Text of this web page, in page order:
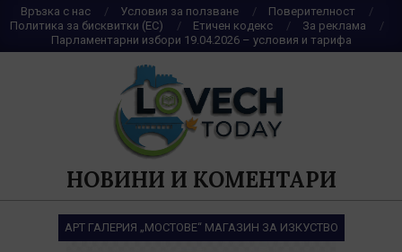
Skip
to
content
Връзка с нас Условия за ползване
Поверителност
Политика за бисквитки (ЕС)
Етичен кодекс
За реклама
Парламентарни избори 19.04.2026 – условия и тарифа
НОВИНИ И КОМЕНТАРИ
АРТ ГАЛЕРИЯ „МОСТОВЕ“ МАГАЗИН ЗА ИЗКУСТВО